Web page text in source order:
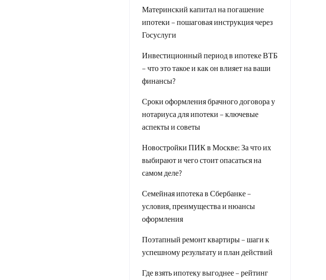
Материнский капитал на погашение
ипотеки – пошаговая инструкция через
Госуслуги
Инвестиционный период в ипотеке ВТБ
– что это такое и как он влияет на ваши
финансы?
Сроки оформления брачного договора у
нотариуса для ипотеки – ключевые
аспекты и советы
Новостройки ПИК в Москве: За что их
выбирают и чего стоит опасаться на
самом деле?
Семейная ипотека в Сбербанке –
условия, преимущества и нюансы
оформления
Поэтапный ремонт квартиры – шаги к
успешному результату и план действий
Где взять ипотеку выгоднее – рейтинг